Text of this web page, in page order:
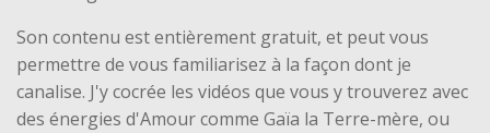
Son contenu est entièrement gratuit, et peut vous
permettre de vous familiarisez à la façon dont je
canalise. J'y cocrée les vidéos que vous y trouverez avec
des énergies d'Amour comme Gaïa la Terre-mère, ou